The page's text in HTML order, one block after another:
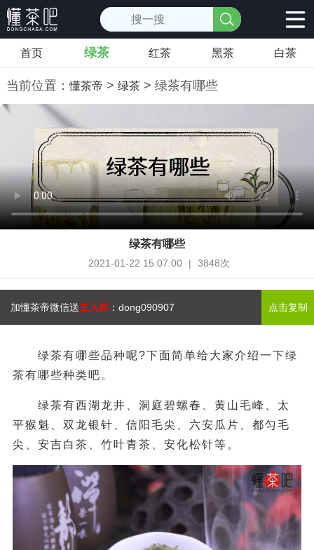
首页 绿茶 红茶 黑茶 白茶
当前位置：懂茶帝 > 绿茶> 绿茶有哪些
绿茶有哪些
2021-01-22 15:07:00 | 3848次
加懂茶帝微信送主人杯： dong090907 点击复制
绿茶有哪些品种呢?下面简单给大家介绍一下绿
茶有哪些种类吧。
绿茶有西湖龙井、洞庭碧螺春、黄山毛峰、太
平猴魁、双龙银针、信阳毛尖、六安瓜片、都匀毛
尖、安吉白茶、竹叶青茶、安化松针等。